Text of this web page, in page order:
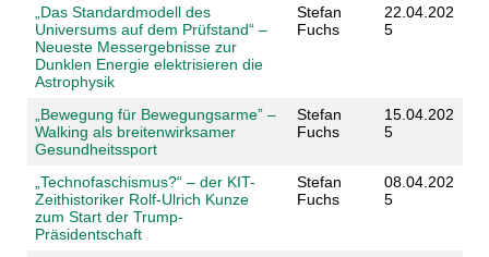
„Das Standardmodell des
Universums auf dem Prüfstand“ –
Neueste Messergebnisse zur
Dunklen Energie elektrisieren die
Astrophysik
Stefan
Fuchs
22.04.202
5
„Bewegung für Bewegungsarme” –
Walking als breitenwirksamer
Gesundheitssport
Stefan
Fuchs
15.04.202
5
„Technofaschismus?“ – der KIT-
Zeithistoriker Rolf-Ulrich Kunze
zum Start der Trump-
Präsidentschaft
Stefan
Fuchs
08.04.202
5